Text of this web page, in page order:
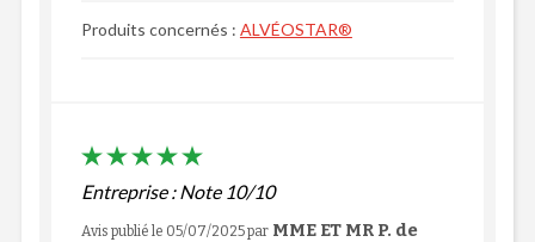
Produits concernés : ALVÉOSTAR®
Entreprise : Note 10/10
Avis publié le 05/07/2025par MME ET MR P. de